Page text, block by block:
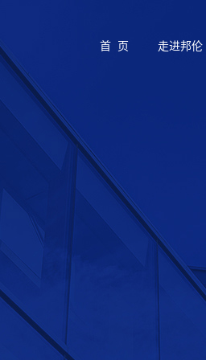
首 页 走进邦伦